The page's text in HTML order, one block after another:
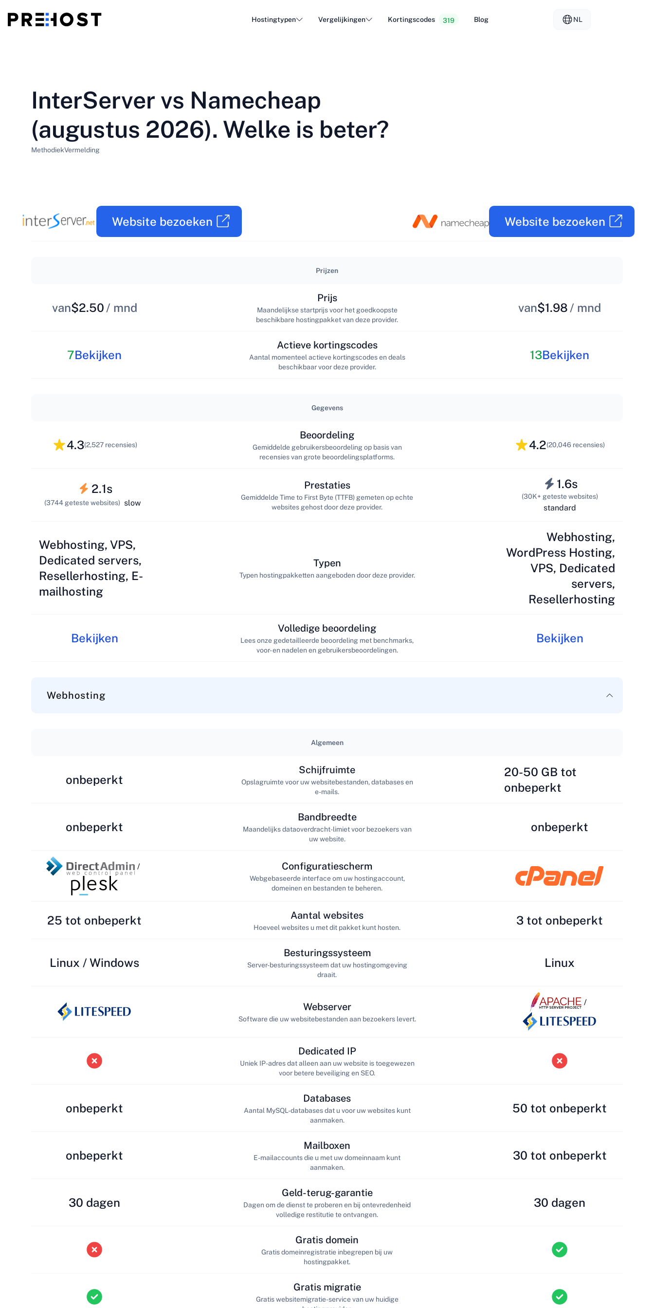
Hostingtypen Vergelijkingen Kortingscodes 319 Blog NL
ES - Español
IT - Italiano
LT - Lietuvių LV - Latviešu NL - Nederlands
InterServer vs Namecheap
(augustus 2026). Welke is beter?
MethodiekVermelding
Website bezoeken Website bezoeken
Prijzen
van$2.50 / mnd
Prijs
Maandelijkse startprijs voor het goedkoopste
beschikbare hostingpakket van deze provider.
van$1.98 / mnd
7Bekijken
Actieve kortingscodes
Aantal momenteel actieve kortingscodes en deals
beschikbaar voor deze provider.
13Bekijken
Gegevens
4.3(2,527 recensies)
Beoordeling
Gemiddelde gebruikersbeoordeling op basis van
recensies van grote beoordelingsplatforms.
4.2(20,046 recensies)
2.1s
(3744 geteste websites) slow
Prestaties
Gemiddelde Time to First Byte (TTFB) gemeten op echte
websites gehost door deze provider.
1.6s
(30K+ geteste websites)
standard
Webhosting, VPS,
Dedicated servers,
Resellerhosting, E-
mailhosting
Typen
Typen hostingpakketten aangeboden door deze provider.
Webhosting,
WordPress Hosting,
VPS, Dedicated
servers,
Resellerhosting
Bekijken
Volledige beoordeling
Lees onze gedetailleerde beoordeling met benchmarks,
voor- en nadelen en gebruikersbeoordelingen.
Bekijken
Webhosting
Algemeen
onbeperkt
Schijfruimte
Opslagruimte voor uw websitebestanden, databases en
e-mails.
20-50 GB tot
onbeperkt
onbeperkt
Bandbreedte
Maandelijks dataoverdracht-limiet voor bezoekers van
uw website.
onbeperkt
/ Configuratiescherm
Webgebaseerde interface om uw hostingaccount,
domeinen en bestanden te beheren.
25 tot onbeperkt Aantal websites
Hoeveel websites u met dit pakket kunt hosten.
3 tot onbeperkt
Linux / Windows
Besturingssysteem
Server-besturingssysteem dat uw hostingomgeving
draait.
Linux
Webserver
Software die uw websitebestanden aan bezoekers levert.
/
Dedicated IP
Uniek IP-adres dat alleen aan uw website is toegewezen
voor betere beveiliging en SEO.
onbeperkt
Databases
Aantal MySQL-databases dat u voor uw websites kunt
aanmaken.
50 tot onbeperkt
onbeperkt
Mailboxen
E-mailaccounts die u met uw domeinnaam kunt
aanmaken.
30 tot onbeperkt
30 dagen
Geld-terug-garantie
Dagen om de dienst te proberen en bij ontevredenheid
volledige restitutie te ontvangen.
30 dagen
Gratis domein
Gratis domeinregistratie inbegrepen bij uw
hostingpakket.
Gratis migratie
Gratis websitemigratie-service van uw huidige